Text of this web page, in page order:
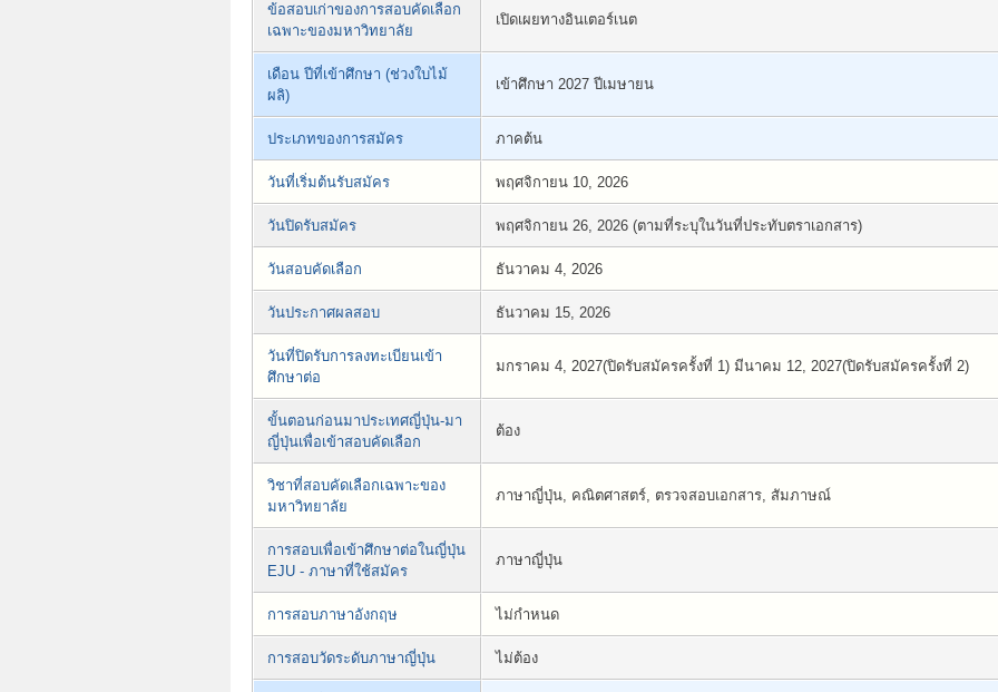
ข้อสอบเก่าของการสอบคัดเลือก
เฉพาะของมหาวิทยาลัย
เปิดเผยทางอินเตอร์เนต
เดือน ปีที่เข้าศึกษา (ช่วงใบไม้
ผลิ)
เข้าศึกษา 2027 ปีเมษายน
ประเภทของการสมัคร ภาคต้น
วันที่เริ่มต้นรับสมัคร พฤศจิกายน 10, 2026
วันปิดรับสมัคร พฤศจิกายน 26, 2026 (ตามที่ระบุในวันที่ประทับตราเอกสาร)
วันสอบคัดเลือก ธันวาคม 4, 2026
วันประกาศผลสอบ ธันวาคม 15, 2026
วันที่ปิดรับการลงทะเบียนเข้า
ศึกษาต่อ
มกราคม 4, 2027(ปิดรับสมัครครั้งที่ 1) มีนาคม 12, 2027(ปิดรับสมัครครั้งที่ 2)
ขั้นตอนก่อนมาประเทศญี่ปุ่น-มา
ญี่ปุ่นเพื่อเข้าสอบคัดเลือก
ต้อง
วิชาที่สอบคัดเลือกเฉพาะของ
มหาวิทยาลัย
ภาษาญี่ปุ่น, คณิตศาสตร์, ตรวจสอบเอกสาร, สัมภาษณ์
การสอบเพื่อเข้าศึกษาต่อในญี่ปุ่น
EJU - ภาษาที่ใช้สมัคร
ภาษาญี่ปุ่น
การสอบภาษาอังกฤษ ไม่กำหนด
การสอบวัดระดับภาษาญี่ปุ่น ไม่ต้อง